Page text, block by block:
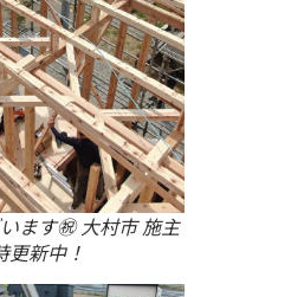
ます㊗ 大村市 施主
新中！